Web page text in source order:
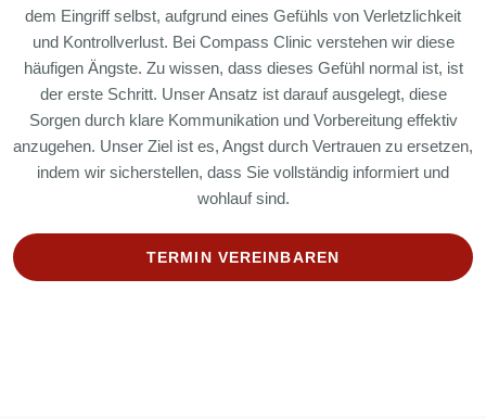
dem Eingriff selbst, aufgrund eines Gefühls von Verletzlichkeit
und Kontrollverlust. Bei Compass Clinic verstehen wir diese
häufigen Ängste. Zu wissen, dass dieses Gefühl normal ist, ist
der erste Schritt. Unser Ansatz ist darauf ausgelegt, diese
Sorgen durch klare Kommunikation und Vorbereitung effektiv
anzugehen. Unser Ziel ist es, Angst durch Vertrauen zu ersetzen,
indem wir sicherstellen, dass Sie vollständig informiert und
wohlauf sind.
TERMIN VEREINBAREN